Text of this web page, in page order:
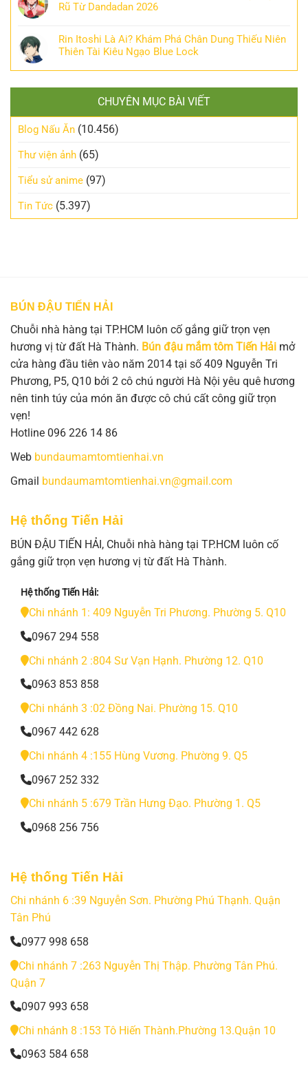
Rũ Từ Dandadan 2026
Rin Itoshi Là Ai? Khám Phá Chân Dung Thiếu Niên
Thiên Tài Kiêu Ngạo Blue Lock
CHUYÊN MỤC BÀI VIẾT
Blog Nấu Ăn (10.456)
Thư viện ảnh (65)
Tiểu sử anime (97)
Tin Tức (5.397)
BÚN ĐẬU TIẾN HẢI
Chuỗi nhà hàng tại TP.HCM luôn cố gắng giữ trọn vẹn
hương vị từ đất Hà Thành. Bún đậu mắm tôm Tiến Hải mở
cửa hàng đầu tiên vào năm 2014 tại số 409 Nguyễn Tri
Phương, P5, Q10 bởi 2 cô chú người Hà Nội yêu quê hương
nên tinh túy của món ăn được cô chú cất công giữ trọn
vẹn!
Hotline 096 226 14 86
Web bundaumamtomtienhai.vn
Gmail bundaumamtomtienhai.vn@gmail.com
Hệ thống Tiến Hải
BÚN ĐẬU TIẾN HẢI, Chuỗi nhà hàng tại TP.HCM luôn cố
gắng giữ trọn vẹn hương vị từ đất Hà Thành.
Hệ thống Tiến Hải:
Chi nhánh 1: 409 Nguyễn Tri Phương. Phường 5. Q10
0967 294 558
Chi nhánh 2 :804 Sư Vạn Hạnh. Phường 12. Q10
0963 853 858
Chi nhánh 3 :02 Đồng Nai. Phường 15. Q10
0967 442 628
Chi nhánh 4 :155 Hùng Vương. Phường 9. Q5
0967 252 332
Chi nhánh 5 :679 Trần Hưng Đạo. Phường 1. Q5
0968 256 756
Hệ thống Tiến Hải
Chi nhánh 6 :39 Nguyễn Sơn. Phường Phú Thạnh. Quận
Tân Phú
0977 998 658
Chi nhánh 7 :263 Nguyễn Thị Thập. Phường Tân Phú.
Quận 7
0907 993 658
Chi nhánh 8 :153 Tô Hiến Thành.Phường 13.Quận 10
0963 584 658